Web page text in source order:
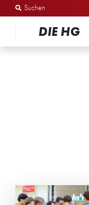
Zum Inhalt springen
DIE HG